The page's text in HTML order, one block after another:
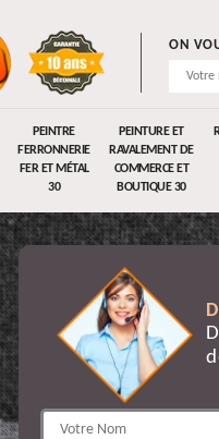
ON
PEINTRE
FERRONNERIE
FER ET MÉTAL
30
PEINTURE ET
RAVALEMENT DE
COMMERCE ET
BOUTIQUE 30